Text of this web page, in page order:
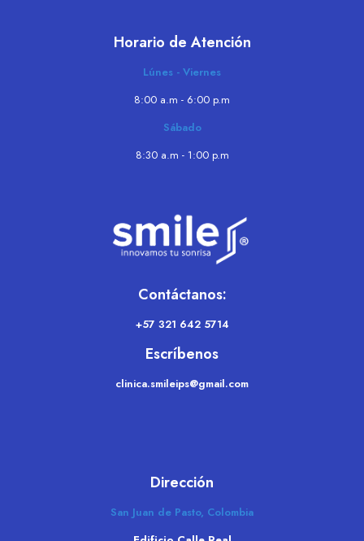
Horario de Atención
Lúnes - Viernes
8:00 a.m - 6:00 p.m
Sábado
8:30 a.m - 1:00 p.m
Contáctanos:
+57 321 642 5714
Escríbenos
clinica.smileips@gmail.com
Dirección
San Juan de Pasto, Colombia